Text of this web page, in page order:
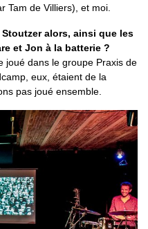
Tam de Villiers), et moi.
alors, ainsi que les
et Jon à la batterie ?
joué dans le groupe Praxis de
eux, étaient de la
pas joué ensemble.